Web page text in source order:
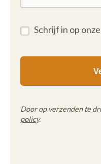
Schrijf in op
Door op verzenden te
policy.